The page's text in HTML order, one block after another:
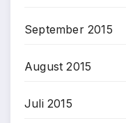
September 2015
August 2015
Juli 2015